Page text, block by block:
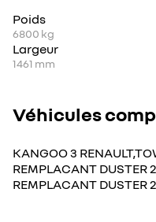
Poids
6800 kg
Largeur
1461 mm
Véhicules
KANGOO 3
REMPLACANT DUSTER 2
REMPLACANT DUSTER 2